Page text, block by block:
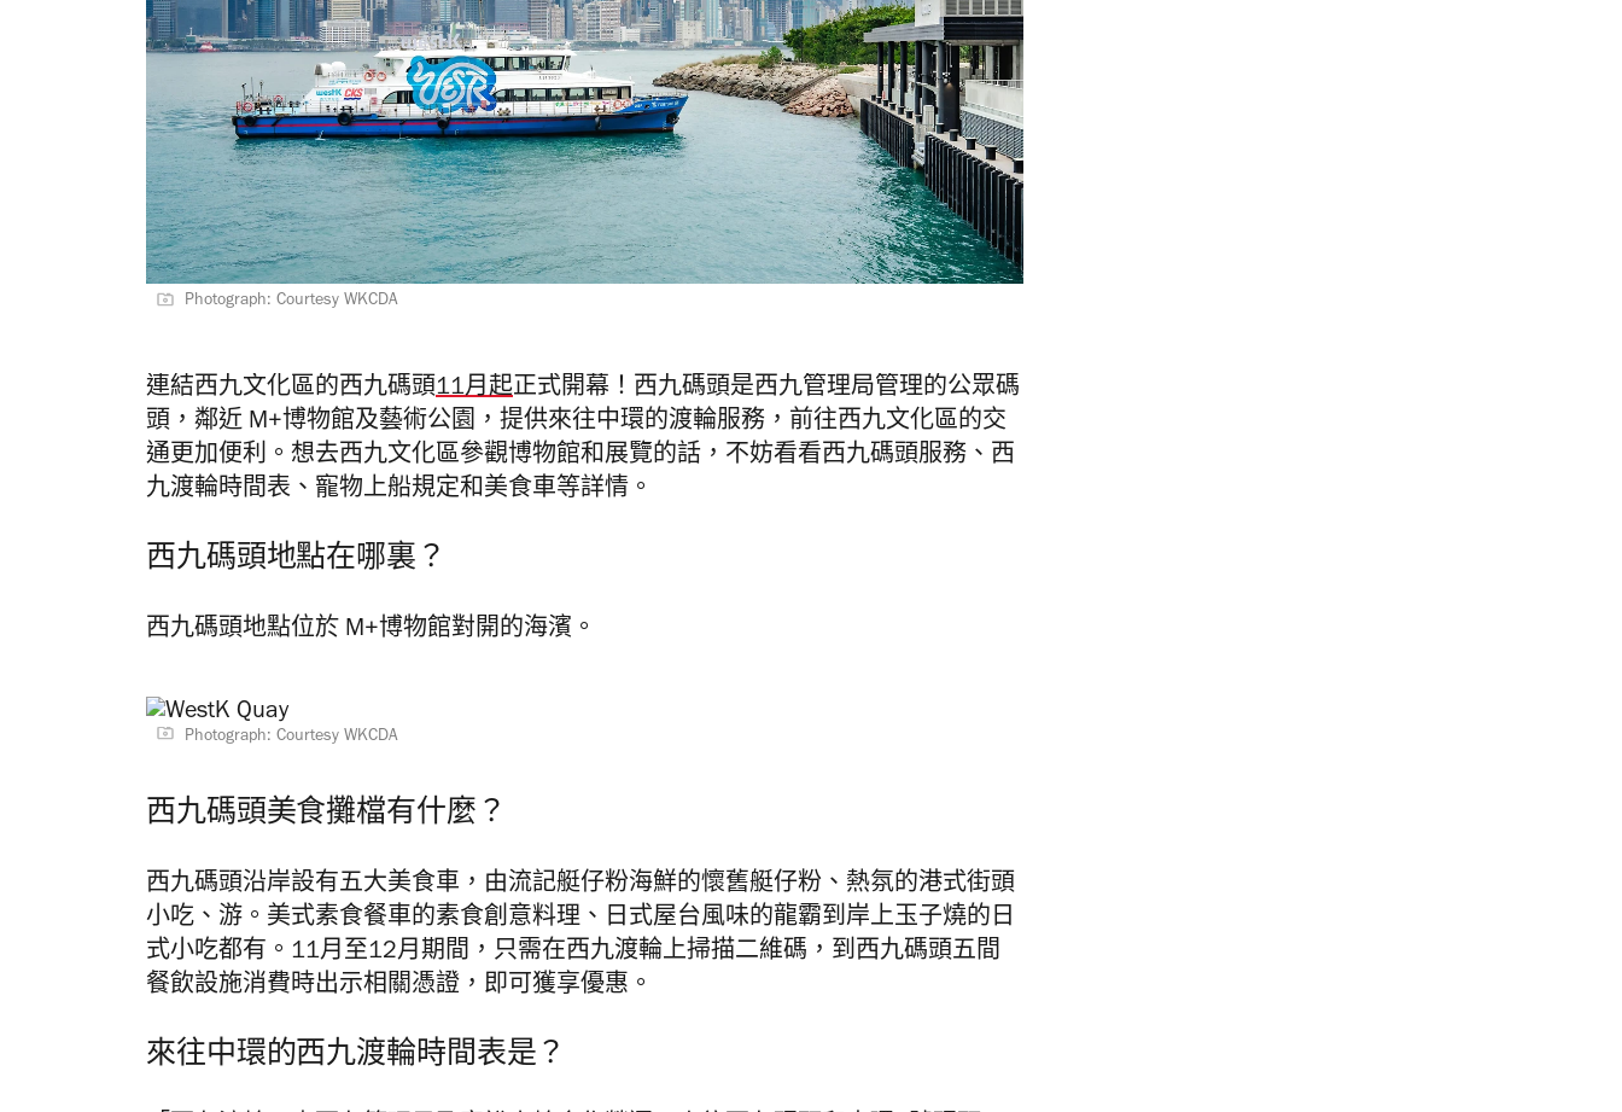
Photograph: Courtesy WKCDA
連結西九文化區的西九碼頭11月起正式開幕！西九碼頭是西九管理局管理的公眾碼
頭，鄰近 M+博物館及藝術公園，提供來往中環的渡輪服務，前往西九文化區的交
通更加便利。想去西九文化區參觀博物館和展覽的話，不妨看看西九碼頭服務、西
九渡輪時間表、寵物上船規定和美食車等詳情。
西九碼頭地點在哪裏？
西九碼頭地點位於 M+博物館對開的海濱。
Photograph: Courtesy WKCDA
西九碼頭美食攤檔有什麼？
西九碼頭沿岸設有五大美食車，由流記艇仔粉海鮮的懷舊艇仔粉、熱氛的港式街頭
小吃、游。美式素食餐車的素食創意料理、日式屋台風味的龍霸到岸上玉子燒的日
式小吃都有。11月至12月期間，只需在西九渡輪上掃描二維碼，到西九碼頭五間
餐飲設施消費時出示相關憑證，即可獲享優惠。
來往中環的西九渡輪時間表是？